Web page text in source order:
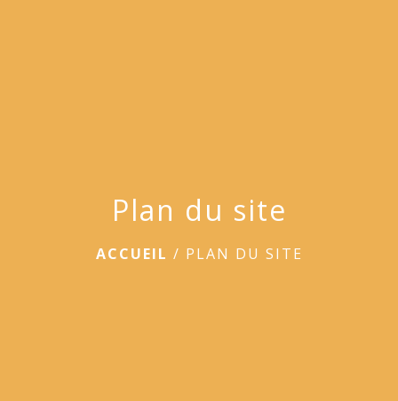
Plan du site
ACCUEIL / PLAN DU SITE